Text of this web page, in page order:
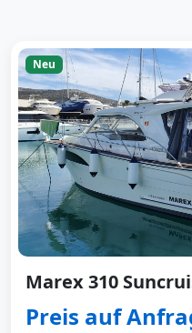
Neu
Marex 310
Preis auf